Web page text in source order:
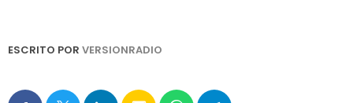
ESCRITO POR VERSIONRADIO